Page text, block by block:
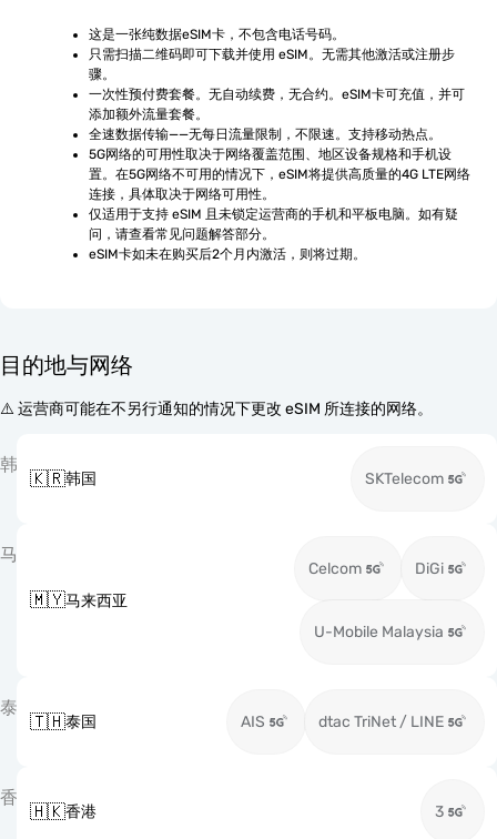
这是一张纯数据eSIM卡，不包含电话号码。
只需扫描二维码即可下载并使用 eSIM。无需其他激活或注册步
骤。
一次性预付费套餐。无自动续费，无合约。eSIM卡可充值，并可
添加额外流量套餐。
全速数据传输——无每日流量限制，不限速。支持移动热点。
5G网络的可用性取决于网络覆盖范围、地区设备规格和手机设
置。在5G网络不可用的情况下，eSIM将提供高质量的4G LTE网络
连接，具体取决于网络可用性。
仅适用于支持 eSIM 且未锁定运营商的手机和平板电脑。如有疑
问，请查看常见问题解答部分。
eSIM卡如未在购买后2个月内激活，则将过期。
目的地与网络
⚠️ 运营商可能在不另行通知的情况下更改 eSIM 所连接的网络。
韩
🇰🇷韩国 SKTelecom
马
🇲🇾马来西亚
Celcom DiGi
U-Mobile Malaysia
泰
🇹🇭泰国 AIS dtac TriNet / LINE
香
🇭🇰香港 3